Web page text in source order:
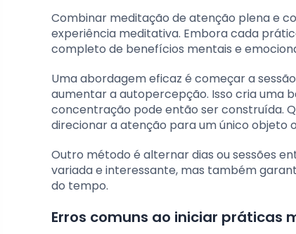
Combinar meditação de atenção plena e
experiência meditativa. Embora cada
completo de benefícios mentais e
Uma abordagem eficaz é começar a
aumentar a autopercepção. Isso cria uma
concentração pode então ser construída.
direcionar a atenção para um único objeto
Outro método é alternar dias ou sessões
variada e interessante, mas também
do tempo.
Erros comuns ao iniciar práticas